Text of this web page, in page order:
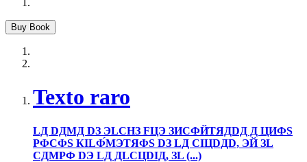
Texto raro
LД DДMД DЗ ЭLCHЗ FЦЭ ЗИCФЙTЯДDД Д ЦИФS
PФCФS КILФ́MЭTЯФS DЗ LД CIЦDДD, ЭЙ ЗL
CДMPФ DЭ LД ДLCЦDIД, ЗL (...)